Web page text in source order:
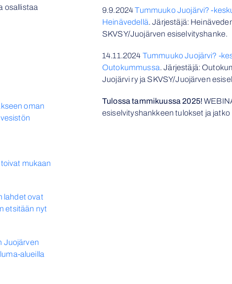
osallistaa
oman
mukaan
lahdet ovat
etsitään nyt
Juojärven
alueilla
9.9.2024Tummuuko Juojärvi? -
Heinävedellä. Järjestäjä:
SKVSY/Juojärven esiselvityshanke.
14.11.2024 Tummuuko Juojärvi? -
Outokummussa. Järjestäjä:
Juojärvi ry ja SKVSY/Juojärven
Tulossa tammikuussa 2025!
esiselvityshankkeen tulokset ja jatko